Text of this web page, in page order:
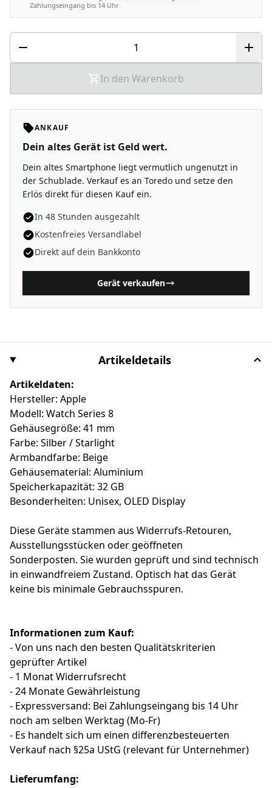
Zahlungseingang bis 14 Uhr
In den Warenkorb
ANKAUF
Dein altes Gerät ist Geld wert.
Dein altes Smartphone liegt vermutlich ungenutzt in
der Schublade. Verkauf es an Toredo und setze den
Erlös direkt für diesen Kauf ein.
In 48 Stunden ausgezahlt
Kostenfreies Versandlabel
Direkt auf dein Bankkonto
Gerät verkaufen
Artikeldetails
Artikeldaten:
Hersteller: Apple
Modell: Watch Series 8
Gehäusegröße: 41 mm
Farbe: Silber / Starlight
Armbandfarbe: Beige
Gehäusematerial: Aluminium
Speicherkapazität: 32 GB
Besonderheiten: Unisex, OLED Display
Diese Geräte stammen aus Widerrufs-Retouren,
Ausstellungsstücken oder geöffneten
Sonderposten. Sie wurden geprüft und sind technisch
in einwandfreiem Zustand. Optisch hat das Gerät
keine bis minimale Gebrauchsspuren.
Informationen zum Kauf:
- Von uns nach den besten Qualitätskriterien
geprüfter Artikel
- 1 Monat Widerrufsrecht
- 24 Monate Gewährleistung
- Expressversand: Bei Zahlungseingang bis 14 Uhr
noch am selben Werktag (Mo-Fr)
- Es handelt sich um einen differenzbesteuerten
Verkauf nach §25a UStG (relevant für Unternehmer)
Lieferumfang: